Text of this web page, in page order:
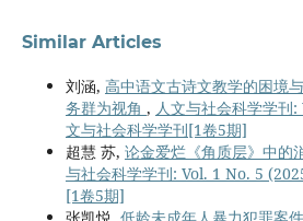
Similar Articles
刘涵, 高中语文古诗文教学的困
务群为视角 , 人文与社会科学学刊
文与社会科学学刊[1卷5期]
超慧 苏, 论金爱烂《角质层》中的
与社会科学学刊: Vol. 1 No. 5
[1卷5期]